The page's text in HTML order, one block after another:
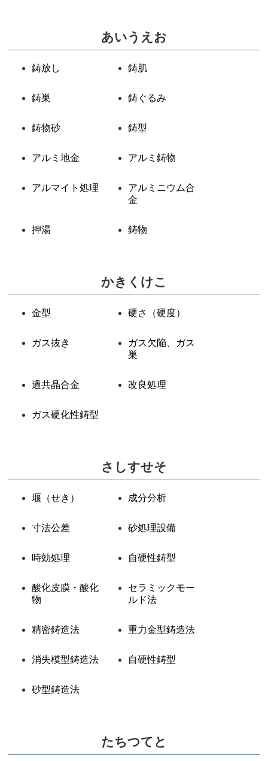
あいうえお
鋳放し 鋳肌
鋳巣 鋳ぐるみ
鋳物砂 鋳型
アルミ地金 アルミ鋳物
アルマイト処理
アルミニウム合
金
押湯 鋳物
かきくけこ
金型 硬さ（硬度）
ガス抜き
ガス欠陥、ガス
巣
過共晶合金 改良処理
ガス硬化性鋳型
さしすせそ
堰（せき） 成分分析
寸法公差 砂処理設備
時効処理 自硬性鋳型
酸化皮膜・酸化
物
セラミックモー
ルド法
精密鋳造法 重力金型鋳造法
消失模型鋳造法 自硬性鋳型
砂型鋳造法
たちつてと